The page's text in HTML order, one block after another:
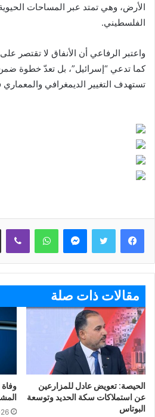
الأرض، وهي تمتد عبر المساحات
الفلسطيني.
واعتبر الرفاعي أن الأنفاق لا تقتصر
كما تدعي “إسرائيل”، بل تعدّ خطوة
تستهدف التغيير الديمغرافي
ماسنجر واتساب
مقالات ذات صلة
الحيصة: تعويض عادل للمزارعين
عن استملاكات سكة الحديد وتوسعة
البوتاس